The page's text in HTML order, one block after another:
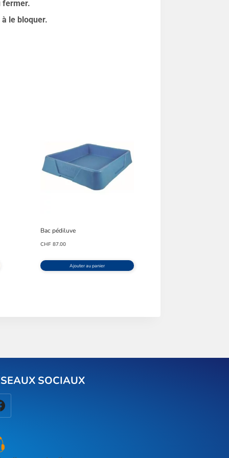
fermer.
le bloquer.
Bac pédiluve
CHF 87.00
Ajouter au panier
SOCIAUX